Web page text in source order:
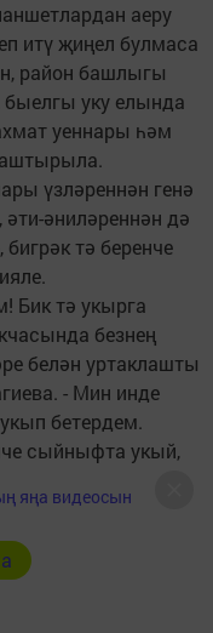
аеру
итү җиңел булмаса
район башлыгы
уку елында
уеннары һәм
үзләреннән генә
әниләреннән дә
тә беренче
Бик тә укырга
безнең
белән уртаклашты
- Мин инде
бетердем.
сыйныфта укый,
ә мин,
яңа видеосын